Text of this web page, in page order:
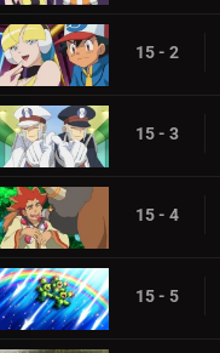
15 - 2
15 - 3
15 - 4
15 - 5